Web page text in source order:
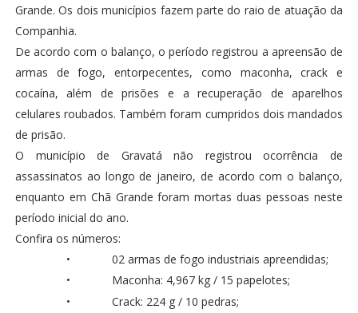
Grande. Os dois municípios fazem parte do raio de atuação da
Companhia.
De acordo com o balanço, o período registrou a apreensão de
armas de fogo, entorpecentes, como maconha, crack e
cocaína, além de prisões e a recuperação de aparelhos
celulares roubados. Também foram cumpridos dois mandados
de prisão.
O município de Gravatá não registrou ocorrência de
assassinatos ao longo de janeiro, de acordo com o balanço,
enquanto em Chã Grande foram mortas duas pessoas neste
período inicial do ano.
Confira os números:
•
02 armas de fogo industriais apreendidas;
•
Maconha: 4,967 kg / 15 papelotes;
•
Crack: 224 g / 10 pedras;